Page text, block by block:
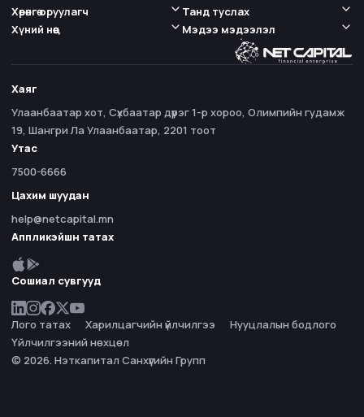
Хөрөнгө оруулагч
Хүний нөөц
Танд туслах
Мэдээ мэдээлэл
Хаяг
Улаанбаатар хот, Сүхбаатар дүүрэг 1-р хороо, Олимпийн гудамж
19, Шангри Ла Улаанбаатар, 2201 тоот
Утас
7500-6666
Цахим шуудан
help@netcapital.mn
Аппликэйшн татах
Сошиал сувгууд
Лого татах Харилцагчийн үйлчилгээ
Нууцлалын бодлого
Үйлчилгээний нөхцөл
© 2026. Нэткапитал Санхүүгийн Групп